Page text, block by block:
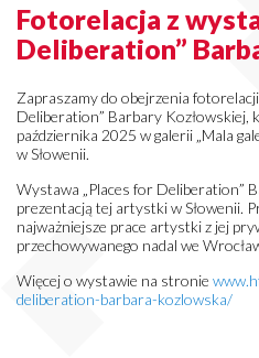
Fotorelacja z
Deliberation”
Zapraszamy do obejrzenia
Deliberation” Barbary Kozłowskiej,
października 2025 w galerii „Mala
w Słowenii.
Wystawa „Places for Deliberation”
prezentacją tej artystki w Słowenii.
najważniejsze prace artystki z jej
przechowywanego nadal we
Więcej o wystawie na stronie
deliberation-barbara-kozlowska/